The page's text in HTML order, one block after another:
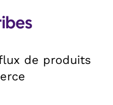
de produits